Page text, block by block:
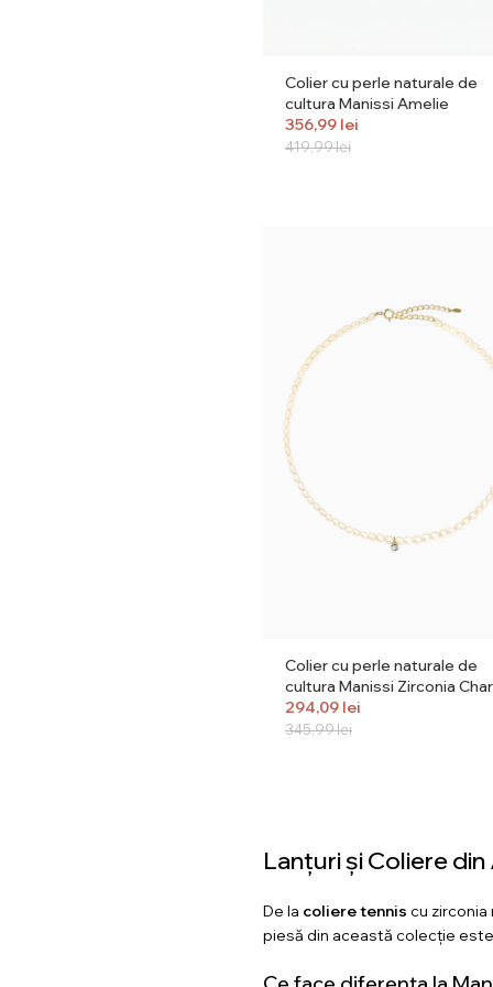
Colier cu perle naturale de
cultura Manissi Amelie
419,99lei
356,99 lei
Colier cu perle naturale de
cultura Manissi Zirconia
345,99lei
294,09 lei
Lanțuri și Coliere
De la coliere tennis cu zirconia
piesă din această colecție